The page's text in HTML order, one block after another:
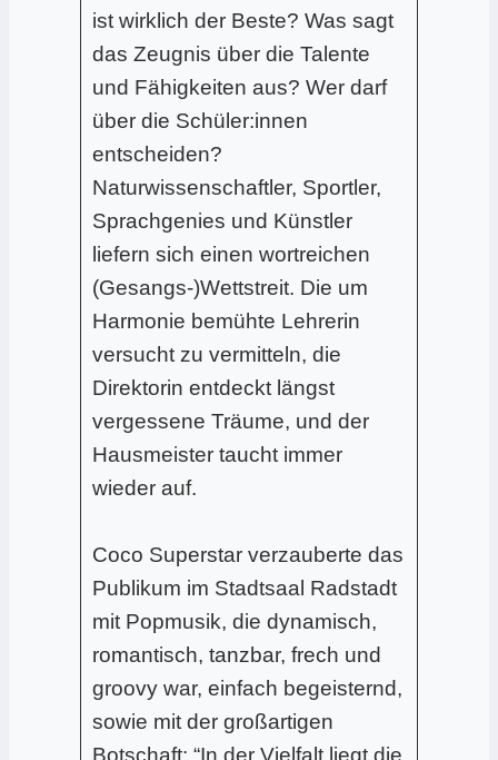
ist wirklich der Beste? Was sagt
das Zeugnis über die Talente
und Fähigkeiten aus? Wer darf
über die Schüler:innen
entscheiden?
Naturwissenschaftler, Sportler,
Sprachgenies und Künstler
liefern sich einen wortreichen
(Gesangs-)Wettstreit. Die um
Harmonie bemühte Lehrerin
versucht zu vermitteln, die
Direktorin entdeckt längst
vergessene Träume, und der
Hausmeister taucht immer
wieder auf.
Coco Superstar verzauberte das
Publikum im Stadtsaal Radstadt
mit Popmusik, die dynamisch,
romantisch, tanzbar, frech und
groovy war, einfach begeisternd,
sowie mit der großartigen
Botschaft: “In der Vielfalt liegt die